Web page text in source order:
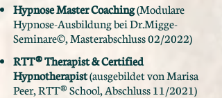
Hypnose Master Coaching(Modulare
Hypnose-Ausbildung bei Dr.Migge-
Seminare©, Masterabschluss 02/2022)
RTT® Therapist & Certified
Hypnotherapist(ausgebildet von Marisa
Peer, RTT® School, Abschluss 11/2021)